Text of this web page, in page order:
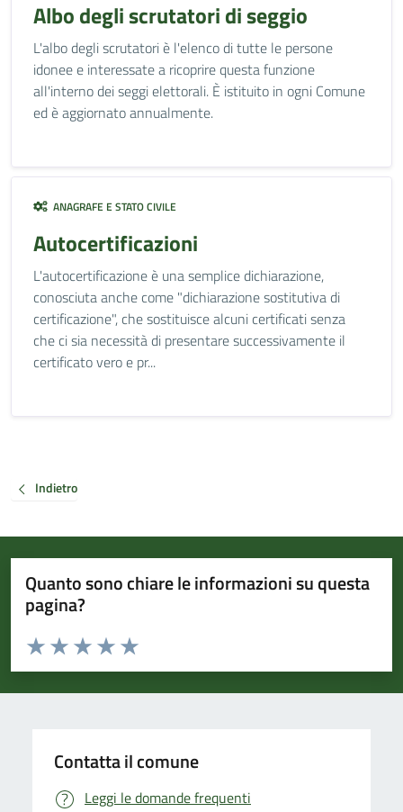
Albo degli scrutatori di seggio
L'albo degli scrutatori è l'elenco di tutte le persone
idonee e interessate a ricoprire questa funzione
all'interno dei seggi elettorali. È istituito in ogni Comune
ed è aggiornato annualmente.
ANAGRAFE E STATO CIVILE
Autocertificazioni
L'autocertificazione è una semplice dichiarazione,
conosciuta anche come "dichiarazione sostitutiva di
certificazione", che sostituisce alcuni certificati senza
che ci sia necessità di presentare successivamente il
certificato vero e pr...
Indietro
Quanto sono chiare le informazioni su questa
pagina?
Valuta da 1 a 5 stelle la pagina
Valuta 5 stelle su 5
Valuta 4 stelle su 5
Valuta 3 stelle su 5
Valuta 2 stelle su 5
Valuta 1 stelle su 5
Contatta il comune
Leggi le domande frequenti